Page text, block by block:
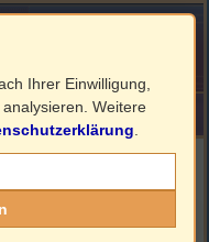
Ihrer Einwilligung,
Weitere